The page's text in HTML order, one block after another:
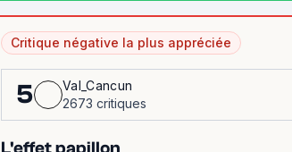
Critique négative la plus appréciée
5
Val_Cancun
2673 critiques